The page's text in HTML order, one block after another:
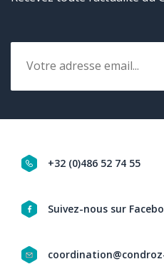
Email
Navigation
+32 (0)486 52 74 55
Suivez-nous sur